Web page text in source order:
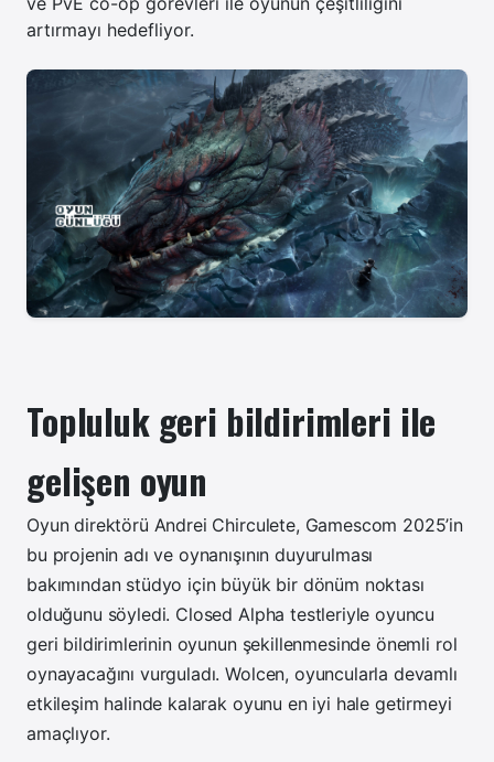
artırmayı hedefliyor.
Topluluk geri bildirimleri ile
gelişen oyun
Oyun direktörü Andrei Chirculete, Gamescom 2025’in
bu projenin adı ve oynanışının duyurulması
bakımından stüdyo için büyük bir dönüm noktası
olduğunu söyledi. Closed Alpha testleriyle oyuncu
geri bildirimlerinin oyunun şekillenmesinde önemli rol
oynayacağını vurguladı. Wolcen, oyuncularla devamlı
etkileşim halinde kalarak oyunu en iyi hale getirmeyi
amaçlıyor.